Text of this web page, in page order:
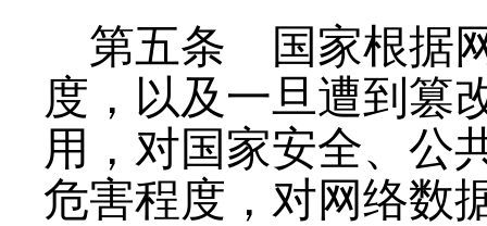
第五条 国家根据
度，以及一旦遭到篡
用，对国家安全、公
危害程度，对网络数